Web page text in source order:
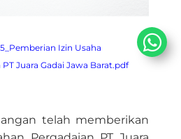
Izin Usaha
Juara Gadai Jawa Barat.pdf
telah memberikan